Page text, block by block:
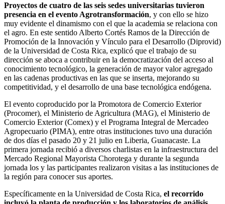
Proyectos de cuatro de las seis sedes universitarias tuvieron
presencia en el evento Agrotransformación, y con ello se hizo
muy evidente el dinamismo con el que la academia se relaciona con
el agro. En este sentido Alberto Cortés Ramos de la Dirección de
Promoción de la Innovación y Vínculo para el Desarrollo (Diprovid)
de la Universidad de Costa Rica, explicó que el trabajo de su
dirección se aboca a contribuir en la democratización del acceso al
conocimiento tecnológico, la generación de mayor valor agregado
en las cadenas productivas en las que se inserta, mejorando su
competitividad, y el desarrollo de una base tecnológica endógena.
El evento coproducido por la Promotora de Comercio Exterior
(Procomer), el Ministerio de Agricultura (MAG), el Ministerio de
Comercio Exterior (Comex) y el Programa Integral de Mercadeo
Agropecuario (PIMA), entre otras instituciones tuvo una duración
de dos días el pasado 20 y 21 julio en Liberia, Guanacaste. La
primera jornada recibió a diversos charlistas en la infraestructura del
Mercado Regional Mayorista Chorotega y durante la segunda
jornada los y las participantes realizaron visitas a las instituciones de
la región para conocer sus aportes.
Específicamente en la Universidad de Costa Rica, el recorrido